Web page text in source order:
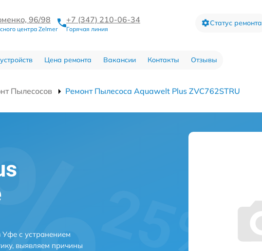
96/98
центра Zelmer
+7 (347) 210-06-34
Горячая линия
Статус ремонта
Цена ремонта Вакансии Контакты Отзывы
Пылесосов Ремонт Пылесоса Aquawelt Plus ZVC762STRU
с устранением
выявляем причины